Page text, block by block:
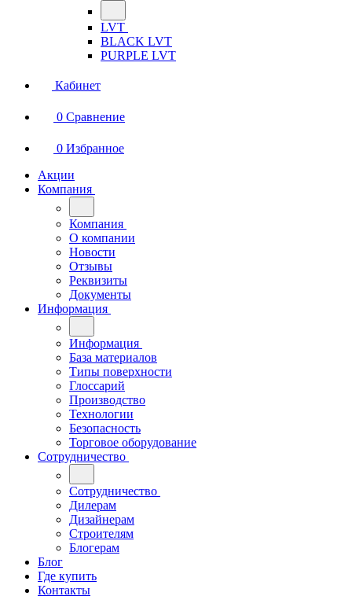
LVT
BLACK LVT
PURPLE LVT
Кабинет
0 Сравнение
0 Избранное
Акции
Компания
Компания
О компании
Новости
Отзывы
Реквизиты
Документы
Информация
Информация
База материалов
Типы поверхности
Глоссарий
Производство
Технологии
Безопасность
Торговое оборудование
Сотрудничество
Сотрудничество
Дилерам
Дизайнерам
Строителям
Блогерам
Блог
Где купить
Контакты